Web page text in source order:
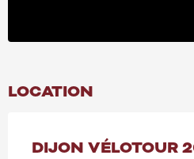
LOCATION
DIJON VÉLOTOUR